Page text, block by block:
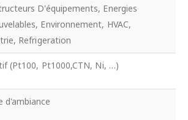
D'équipements, Energies
Environnement, HVAC,
Refrigeration
(Pt100, Pt1000,CTN, Ni, …)
d'ambiance